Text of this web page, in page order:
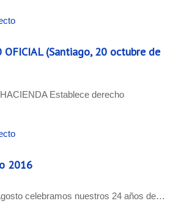
OFICIAL (Santiago, 20 octubre de
Establece derecho
2016
celebramos nuestros 24 años de…